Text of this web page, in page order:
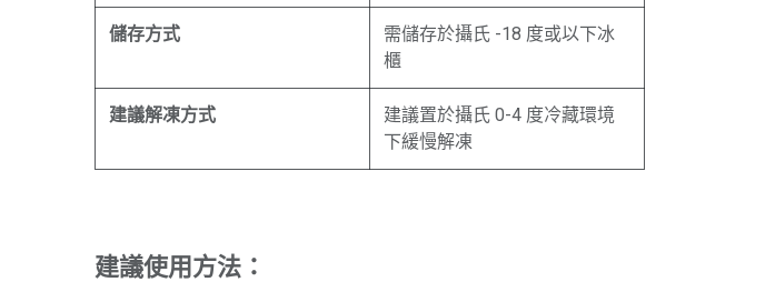
儲存方式
需儲存於攝氏 -18 度或以下冰
櫃
建議解凍方式
建議置於攝氏 0-4 度冷藏環境
下緩慢解凍
建議使用方法：